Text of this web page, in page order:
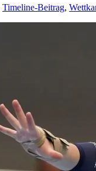
Timeline-Beitrag,